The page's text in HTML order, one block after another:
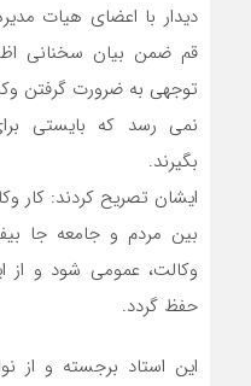
دیدار با اعضای هیات
قم ضمن بیان سخنانی
توجهی به ضرورت گرفتن
نمی رسد که بایستی
بگیرند.
ایشان تصریح کردند: کار
بین مردم و جامعه جا
وکالت، عمومی شود و از
حفظ گردد.
این استاد برجسته و از